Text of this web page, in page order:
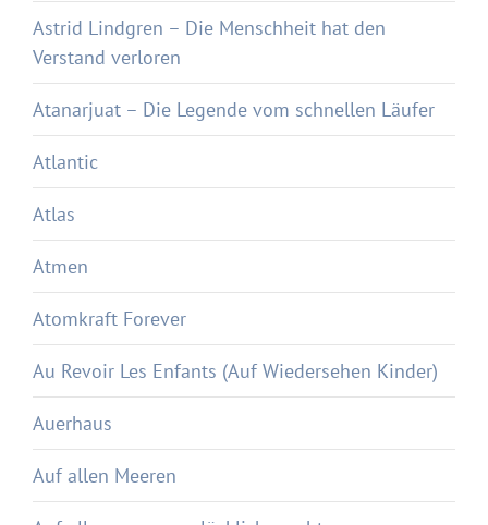
Astrid Lindgren – Die Menschheit hat den
Verstand verloren
Atanarjuat – Die Legende vom schnellen Läufer
Atlantic
Atlas
Atmen
Atomkraft Forever
Au Revoir Les Enfants (Auf Wiedersehen Kinder)
Auerhaus
Auf allen Meeren